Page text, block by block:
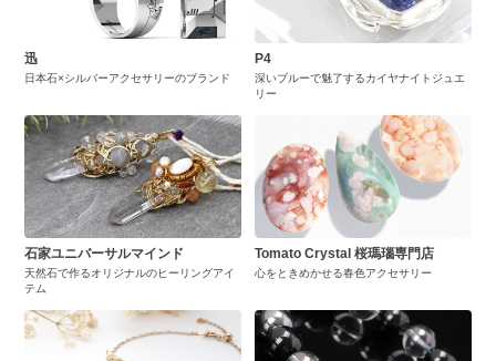
迅
日本石×シルバーアクセサリーのブランド
P4
深いブルーで魅了するカイヤナイトジュエ
リー
石家ユニバーサルマインド
天然石で作るオリジナルのヒーリングアイ
テム
Tomato Crystal 桜瑪瑙専門店
心をときめかせる春色アクセサリー